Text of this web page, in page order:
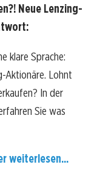
Neue Lenzing-
klare Sprache:
Aktionäre. Lohnt
In der
Sie was
weiterlesen...